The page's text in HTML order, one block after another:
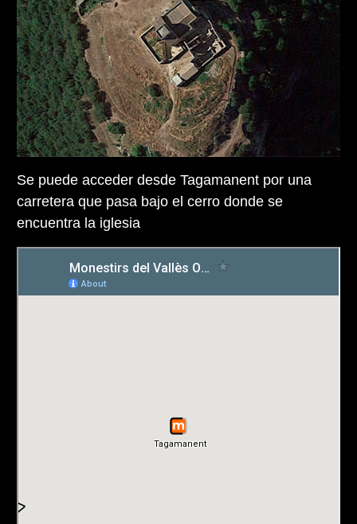
Se puede acceder desde Tagamanent por una
carretera que pasa bajo el cerro donde se
encuentra la iglesia